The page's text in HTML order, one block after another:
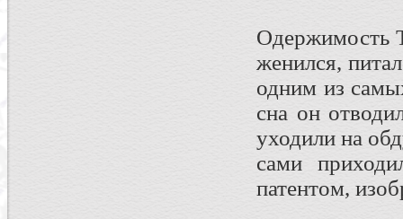
Одержимость
женился,
одним из
сна он
уходили на
сами
патентом,